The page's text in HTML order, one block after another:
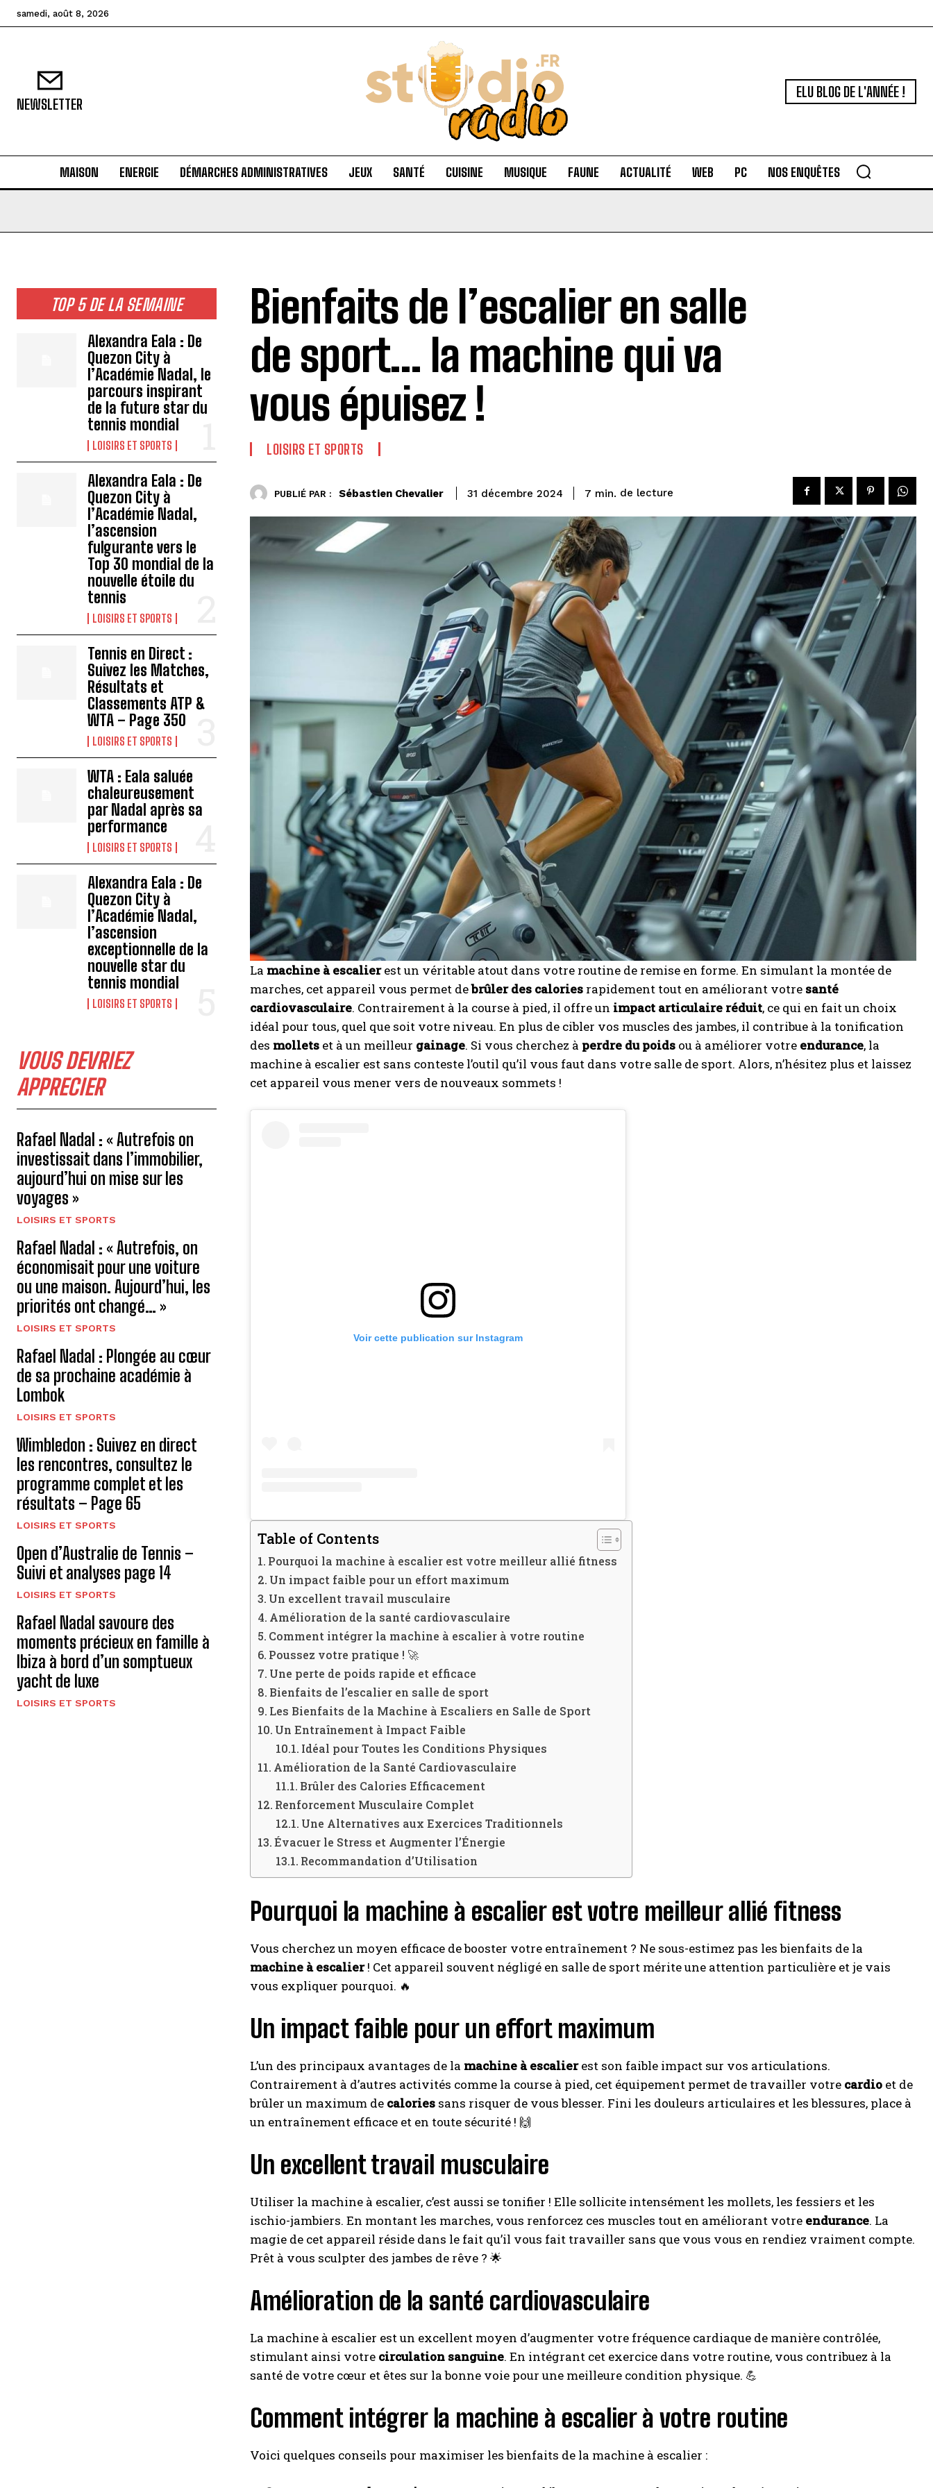
samedi, août 8, 2026
NEWSLETTER
ELU BLOG DE L'ANNÉE !
MAISON ENERGIE DÉMARCHES ADMINISTRATIVES JEUX SANTÉ CUISINE MUSIQUE FAUNE ACTUALITÉ WEB PC NOS ENQUÊTES
TOP 5 DE LA SEMAINE
Alexandra Eala : De
Quezon City à
l’Académie Nadal, le
parcours inspirant
de la future star du
tennis mondial
LOISIRS ET SPORTS
Alexandra Eala : De
Quezon City à
l’Académie Nadal,
l’ascension
fulgurante vers le
Top 30 mondial de la
nouvelle étoile du
tennis
LOISIRS ET SPORTS
Tennis en Direct :
Suivez les Matches,
Résultats et
Classements ATP &
WTA – Page 350
LOISIRS ET SPORTS
WTA : Eala saluée
chaleureusement
par Nadal après sa
performance
LOISIRS ET SPORTS
Alexandra Eala : De
Quezon City à
l’Académie Nadal,
l’ascension
exceptionnelle de la
nouvelle star du
tennis mondial
LOISIRS ET SPORTS
VOUS DEVRIEZ
APPRECIER
Rafael Nadal : « Autrefois on
investissait dans l’immobilier,
aujourd’hui on mise sur les
voyages »
LOISIRS ET SPORTS
Rafael Nadal : « Autrefois, on
économisait pour une voiture
ou une maison. Aujourd’hui, les
priorités ont changé… »
LOISIRS ET SPORTS
Rafael Nadal : Plongée au cœur
de sa prochaine académie à
Lombok
LOISIRS ET SPORTS
Wimbledon : Suivez en direct
les rencontres, consultez le
programme complet et les
résultats – Page 65
LOISIRS ET SPORTS
Open d’Australie de Tennis –
Suivi et analyses page 14
LOISIRS ET SPORTS
Rafael Nadal savoure des
moments précieux en famille à
Ibiza à bord d’un somptueux
yacht de luxe
LOISIRS ET SPORTS
Bienfaits de l’escalier en salle
de sport… la machine qui va
vous épuisez !
LOISIRS ET SPORTS
PUBLIÉ PAR : Sébastien Chevalier 31 décembre 2024 7 min. de lecture
La machine à escalierest un véritable atout dans votre routine de remise en forme. En simulant la montée de
marches, cet appareil vous permet debrûler des calories rapidement tout en améliorant votre santé
cardiovasculaire. Contrairement à la course à pied, il offre un impact articulaire réduit, ce qui en fait un choix
idéal pour tous, quel que soit votre niveau. En plus de cibler vos muscles des jambes, il contribue à la tonification
des mollets et à un meilleur gainage. Si vous cherchez à perdre du poids ou à améliorer votre endurance, la
machine à escalier est sans conteste l’outil qu’il vous faut dans votre salle de sport. Alors, n’hésitez plus et laissez
cet appareil vous mener vers de nouveaux sommets !
Voir cette publication sur Instagram
Table of Contents
Pourquoi la machine à escalier est votre meilleur allié fitness
Un impact faible pour un effort maximum
Un excellent travail musculaire
Amélioration de la santé cardiovasculaire
Comment intégrer la machine à escalier à votre routine
Poussez votre pratique ! 🚀
Une perte de poids rapide et efficace
Bienfaits de l’escalier en salle de sport
Les Bienfaits de la Machine à Escaliers en Salle de Sport
Un Entraînement à Impact Faible
Idéal pour Toutes les Conditions Physiques
Amélioration de la Santé Cardiovasculaire
Brûler des Calories Efficacement
Renforcement Musculaire Complet
Une Alternatives aux Exercices Traditionnels
Évacuer le Stress et Augmenter l’Énergie
Recommandation d’Utilisation
Pourquoi la machine à escalier est votre meilleur allié fitness
Vous cherchez un moyen efficace de booster votre entraînement ? Ne sous-estimez pas les bienfaits de la
machine à escalier! Cet appareil souvent négligé en salle de sport mérite une attention particulière et je vais
vous expliquer pourquoi. 🔥
Un impact faible pour un effort maximum
L’un des principaux avantages de la machine à escalierest son faible impact sur vos articulations.
Contrairement à d’autres activités comme la course à pied, cet équipement permet de travailler votre cardio et de
brûler un maximum de calories sans risquer de vous blesser. Fini les douleurs articulaires et les blessures, place à
un entraînement efficace et en toute sécurité ! 🙌
Un excellent travail musculaire
Utiliser la machine à escalier, c’est aussi se tonifier ! Elle sollicite intensément les mollets, les fessiers et les
ischio-jambiers. En montant les marches, vous renforcez ces muscles tout en améliorant votre endurance. La
magie de cet appareil réside dans le fait qu’il vous fait travailler sans que vous vous en rendiez vraiment compte.
Prêt à vous sculpter des jambes de rêve ? 🌟
Amélioration de la santé cardiovasculaire
La machine à escalier est un excellent moyen d’augmenter votre fréquence cardiaque de manière contrôlée,
stimulant ainsi votre circulation sanguine. En intégrant cet exercice dans votre routine, vous contribuez à la
santé de votre cœur et êtes sur la bonne voie pour une meilleure condition physique. 💪
Comment intégrer la machine à escalier à votre routine
Voici quelques conseils pour maximiser les bienfaits de la machine à escalier :